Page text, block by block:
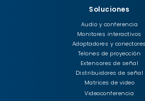
Soluciones
Audio y conferencia
Monitores interactivos
Adaptadores y conectores
Telones de proyección
Extensores de señal
Distribuidores de señal
Matrices de video
Videoconferencia